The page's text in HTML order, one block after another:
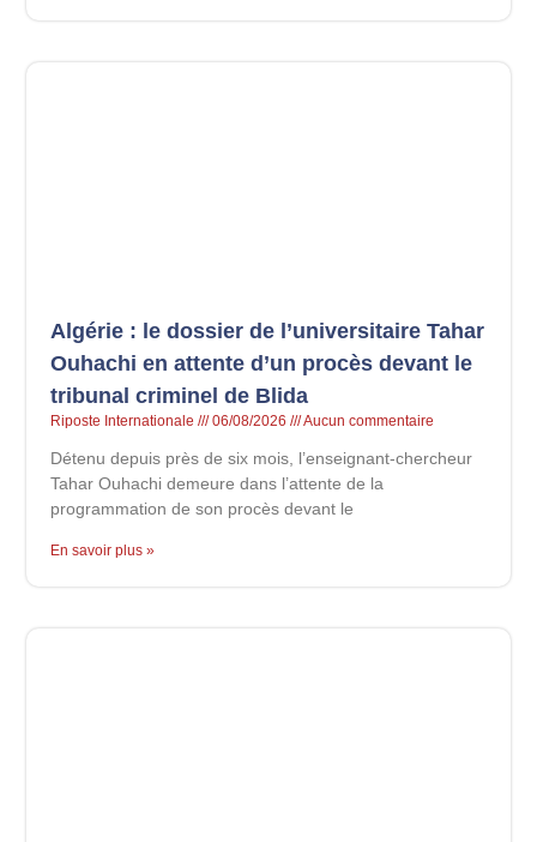
Algérie : le dossier de l’universitaire Tahar
Ouhachi en attente d’un procès devant le
tribunal criminel de Blida
Riposte Internationale 06/08/2026 Aucun commentaire
Détenu depuis près de six mois, l’enseignant-chercheur
Tahar Ouhachi demeure dans l’attente de la
programmation de son procès devant le
En savoir plus »